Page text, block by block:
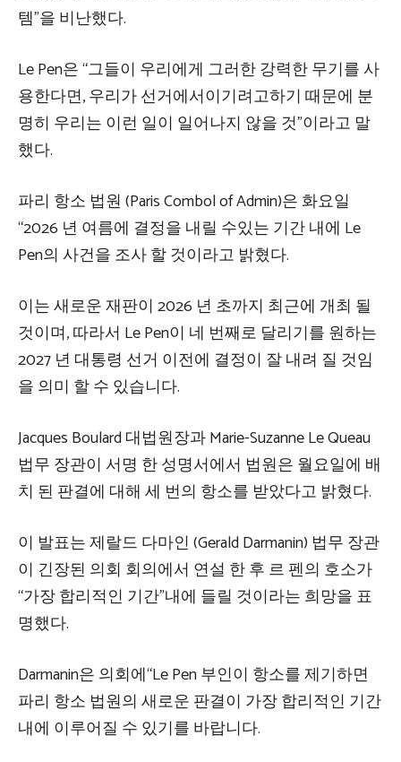
템”을 비난했다.
Le Pen은 “그들이 우리에게 그러한 강력한 무기를 사
용한다면, 우리가 선거에서이기려고하기 때문에 분
명히 우리는 이런 일이 일어나지 않을 것”이라고 말
했다.
파리 항소 법원 (Paris Combol of Admin)은 화요일
“2026 년 여름에 결정을 내릴 수있는 기간 내에 Le
Pen의 사건을 조사 할 것이라고 밝혔다.
이는 새로운 재판이 2026 년 초까지 최근에 개최 될
것이며, 따라서 Le Pen이 네 번째로 달리기를 원하는
2027 년 대통령 선거 이전에 결정이 잘 내려 질 것임
을 의미 할 수 있습니다.
Jacques Boulard 대법원장과 Marie-Suzanne Le Queau
법무 장관이 서명 한 성명서에서 법원은 월요일에 배
치 된 판결에 대해 세 번의 항소를 받았다고 밝혔다.
이 발표는 제랄드 다마인 (Gerald Darmanin) 법무 장관
이 긴장된 의회 회의에서 연설 한 후 르 펜의 호소가
“가장 합리적인 기간”내에 들릴 것이라는 희망을 표
명했다.
Darmanin은 의회에“Le Pen 부인이 항소를 제기하면
파리 항소 법원의 새로운 판결이 가장 합리적인 기간
내에 이루어질 수 있기를 바랍니다.